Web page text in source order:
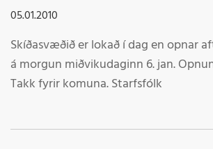
05.01.2010
Skíðasvæðið er lokað í dag en opnar
á morgun miðvikudaginn 6. jan.
Takk fyrir komuna. Starfsfólk